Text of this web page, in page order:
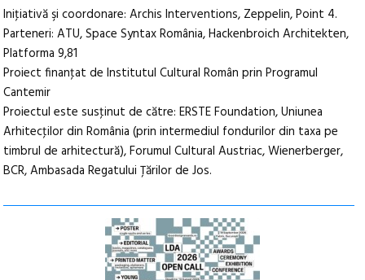
Iniţiativă şi coordonare: Archis Interventions, Zeppelin, Point 4.
Parteneri: ATU, Space Syntax România, Hackenbroich Architekten,
Platforma 9,81
Proiect finanţat de Institutul Cultural Român prin Programul
Cantemir
Proiectul este susţinut de către: ERSTE Foundation, Uniunea
Arhitecţilor din România (prin intermediul fondurilor din taxa pe
timbrul de arhitectură), Forumul Cultural Austriac, Wienerberger,
BCR, Ambasada Regatului Ţărilor de Jos.